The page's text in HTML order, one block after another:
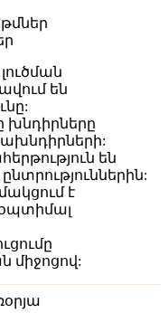
են
խնդիրները
են
է
օպտիմալ
միջոցով: